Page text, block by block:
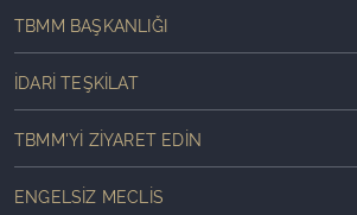
TBMM BAŞKANLIĞI
İDARI TEŞKILAT
TBMM'YI ZIYARET EDIN
ENGELSIZ MECLIS